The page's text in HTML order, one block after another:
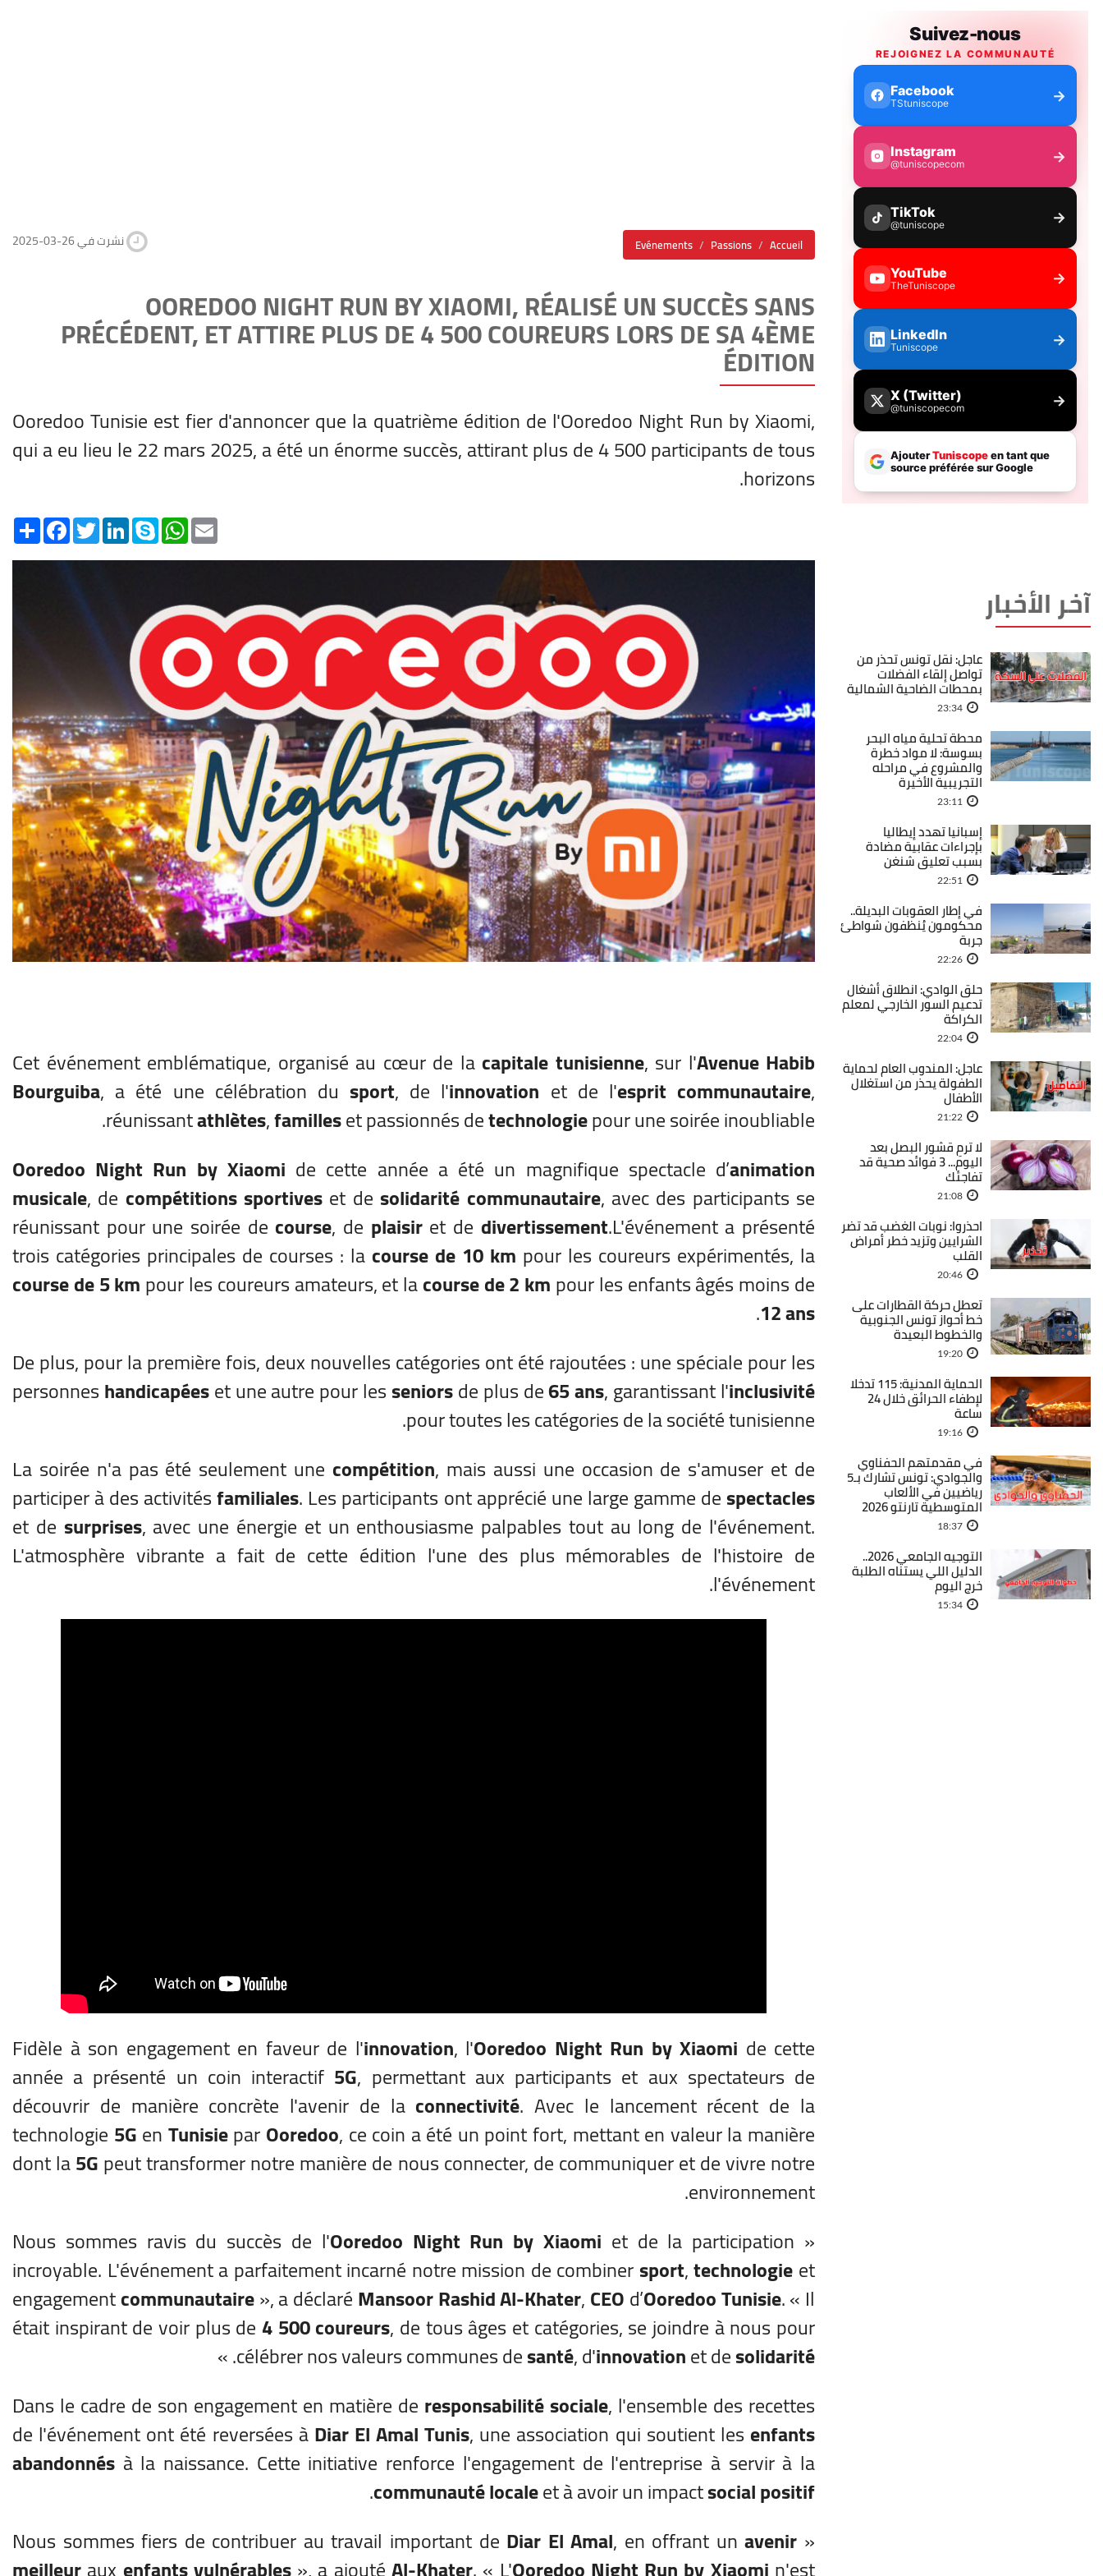
Evénements Passions Accueil 2025-03-26 نشرت في
OOREDOO NIGHT RUN BY XIAOMI, RÉALISÉ UN SUCCÈS SANS
PRÉCÉDENT, ET ATTIRE PLUS DE 4 500 COUREURS LORS DE SA 4ÈME
ÉDITION
Ooredoo Tunisie est fier d'annoncer que la quatrième édition de l'Ooredoo Night Run by Xiaomi,
qui a eu lieu le 22 mars 2025, a été un énorme succès, attirant plus de 4 500 participants de tous
horizons.
Share
FacebookTwitterLinkedInSkype
WhatsAppEmail
Cet événement emblématique, organisé au cœur de la capitale tunisienne, sur l'Avenue Habib
Bourguiba, a été une célébration du sport, de l'innovation et de l'esprit communautaire,
réunissantathlètes,familleset passionnés detechnologiepour une soirée inoubliable.
Ooredoo Night Run by Xiaomi de cette année a été un magnifique spectacle d’animation
musicale, de compétitions sportives et desolidarité communautaire, avec des participants se
réunissant pour une soirée de course, de plaisiret de divertissement.L'événement a présenté
trois catégories principales de courses : la course de 10 km pour les coureurs expérimentés, la
course de 5 kmpour les coureurs amateurs, et lacourse de 2 kmpour les enfants âgés moins de
12 ans
.
De plus, pour la première fois, deux nouvelles catégories ont été rajoutées : une spéciale pour les
personneshandicapéeset une autre pour lesseniorsde plus de65 ans, garantissant l'inclusivité
pour toutes les catégories de la société tunisienne.
La soirée n'a pas été seulement une compétition, mais aussi une occasion de s'amuser et de
participer à des activitésfamiliales. Les participants ont apprécié une large gamme despectacles
et de surprises, avec une énergie et un enthousiasme palpables tout au long de l'événement.
L'atmosphère vibrante a fait de cette édition l'une des plus mémorables de l'histoire de
l'événement.
Fidèle à son engagement en faveur de l'innovation, l'Ooredoo Night Run by Xiaomi de cette
année a présenté un coin interactif 5G, permettant aux participants et aux spectateurs de
découvrir de manière concrète l'avenir de la connectivité. Avec le lancement récent de la
technologie 5GenTunisieparOoredoo, ce coin a été un point fort, mettant en valeur la manière
dont la5Gpeut transformer notre manière de nous connecter, de communiquer et de vivre notre
environnement.
« Nous sommes ravis du succès de l'
Ooredoo Night Run by Xiaomi et de la participation
incroyable. L'événement a parfaitement incarné notre mission de combinersport,technologieet
engagementcommunautaire», a déclaréMansoor Rashid Al-Khater,CEOd’Ooredoo Tunisie. « Il
était inspirant de voir plus de 4 500 coureurs, de tous âges et catégories, se joindre à nous pour
célébrer nos valeurs communes desanté, d'innovationet desolidarité
. »
Dans le cadre de son engagement en matière de responsabilité sociale, l'ensemble des recettes
de l'événement ont été reversées àDiar El Amal Tunis, une association qui soutient les enfants
abandonnés à la naissance. Cette initiative renforce l'engagement de l'entreprise à servir à la
communauté localeet à avoir un impactsocial positif
.
« Nous sommes fiers de contribuer au travail important de
Diar El Amal, en offrant unavenir
آخر الأخبار
عاجل: نقل تونس تحذر من
تواصل إلقاء الفضلات
بمحطات الضاحية الشمالية
23:34
محطة تحلية مياه البحر
بسوسة: لا مواد خطرة
والمشروع في مراحله
التجريبية الأخيرة
23:11
إسبانيا تهدد إيطاليا
بإجراءات عقابية مضادة
بسبب تعليق شنغن
22:51
في إطار العقوبات البديلة..
محكومون يُنظفون شواطئ
جربة
22:26
حلق الوادي: انطلاق أشغال
تدعيم السور الخارجي لمعلم
الكراكة
22:04
عاجل: المندوب العام لحماية
الطفولة يحذر من استغلال
الأطفال
21:22
لا ترمِ قشور البصل بعد
اليوم... 3 فوائد صحية قد
تفاجئك
21:08
احذروا: نوبات الغضب قد تضر
الشرايين وتزيد خطر أمراض
القلب
20:46
تعطل حركة القطارات على
خط أحواز تونس الجنوبية
والخطوط البعيدة
19:20
الحماية المدنية: 115 تدخلا
لإطفاء الحرائق خلال 24
ساعة
19:16
في مقدمتهم الحفناوي
والجوادي: تونس تشارك بـ5
رياضيين في الألعاب
المتوسطية تارنتو 2026
18:37
التوجيه الجامعي 2026..
الدليل اللي يستناه الطلبة
خرج اليوم
15:34